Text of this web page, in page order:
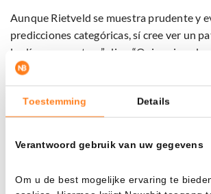
Toestemming Details
Verantwoord gebruik van uw gegevens
Om u de best mogelijke ervaring te
Aunque Rietveld se muestra prudente y
predicciones categóricas, sí cree ver un
las líneas maestras”, dice. “Quien sigue
mecánica del mercado, lo está viendo
Choque de mundos: visión a largo
lado están los inversores que siguen las
macroeconómicas. Se fijan en la política